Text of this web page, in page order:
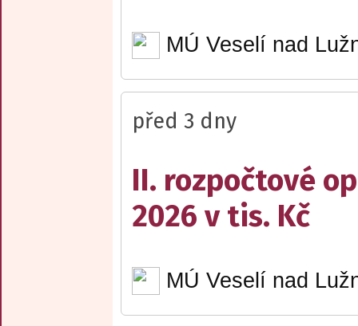
MÚ Veselí nad
před 3 dny
II. rozpočtové
2026 v tis. Kč
MÚ Veselí nad